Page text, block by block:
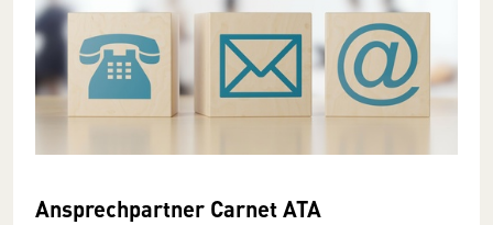
Ansprechpartner Carnet ATA